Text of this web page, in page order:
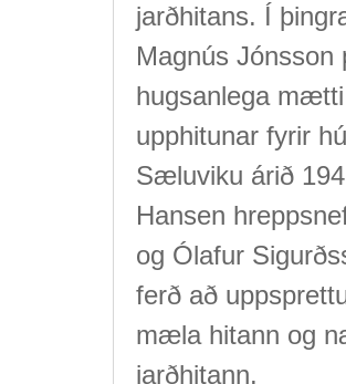
jarðhitans. Í
Magnús
hugsanlega
upphitunar fyrir
Sæluviku árið
Hansen
og Ólafur
ferð að
mæla hitann og
jarðhitann.